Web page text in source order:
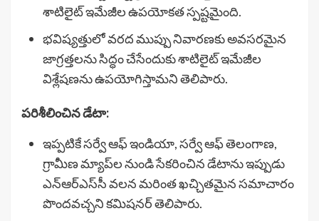
శాటిలైట్ ఇమేజీల ఉపయోకత స్పష్టమైంది.
భవిష్యత్తులో వరద ముప్పు నివారణకు అవసరమైన
జాగ్రత్తలను సిద్ధం చేసేందుకు శాటిలైట్ ఇమేజీల
విశ్లేషణను ఉపయోగిస్తామని తెలిపారు.
పరిశీలించిన డేటా:
ఇప్పటికే సర్వే ఆఫ్ ఇండియా, సర్వే ఆఫ్ తెలంగాణ,
గ్రామీణ మ్యాప్‌ల నుండి సేకరించిన డేటాను ఇప్పుడు
ఎన్‌ఆర్‌ఎస్‌సీ వలన మరింత ఖచ్చితమైన సమాచారం
పొందవచ్చని కమిషనర్ తెలిపారు.